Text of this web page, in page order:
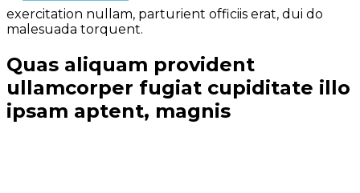
exercitation nullam, parturient officiis erat, dui do
malesuada torquent.
Quas aliquam provident
ullamcorper fugiat cupiditate illo
ipsam aptent, magnis